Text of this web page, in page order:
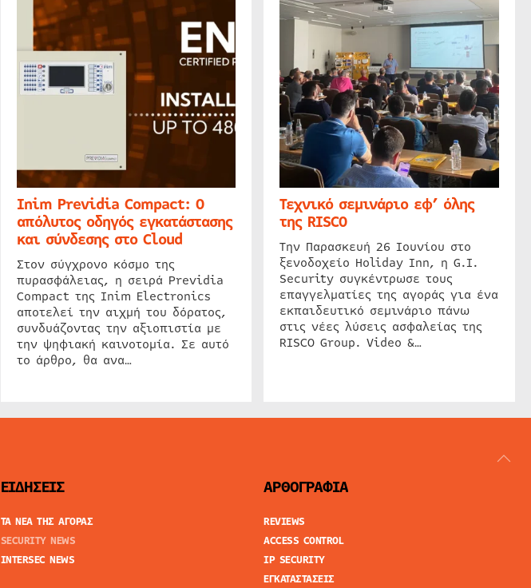
Inim Previdia Compact: Ο
απόλυτος οδηγός εγκατάστασης
και σύνδεσης στο Cloud
Στον σύγχρονο κόσμο της
πυρασφάλειας, η σειρά Previdia
Compact της Inim Electronics
αποτελεί την αιχμή του δόρατος,
συνδυάζοντας την αξιοπιστία με
την ψηφιακή καινοτομία. Σε αυτό
το άρθρο, θα ανα…
Τεχνικό σεμινάριο εφ’ όλης
της RISCO
Την Παρασκευή 26 Ιουνίου στο
ξενοδοχείο Holiday Inn, η G.I.
Security συγκέντρωσε τους
επαγγελματίες της αγοράς για ένα
εκπαιδευτικό σεμινάριο πάνω
στις νέες λύσεις ασφαλείας της
RISCO Group. Video &…
ΕΙΔΗΣΕΙΣ
ΤΑ ΝΕΑ ΤΗΣ ΑΓΟΡΑΣ
SECURITY NEWS
INTERSEC NEWS
ΑΡΘΟΓΡΑΦΙΑ
REVIEWS
ACCESS CONTROL
IP SECURITY
ΕΓΚΑΤΑΣΤΑΣΕΙΣ